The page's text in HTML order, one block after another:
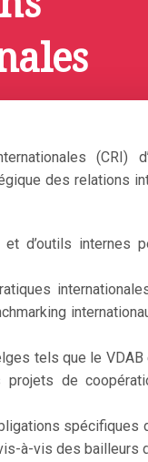
(CRI)
des relations
d’outils internes
tels que le VDAB
projets de
spécifiques
à-vis des bailleurs